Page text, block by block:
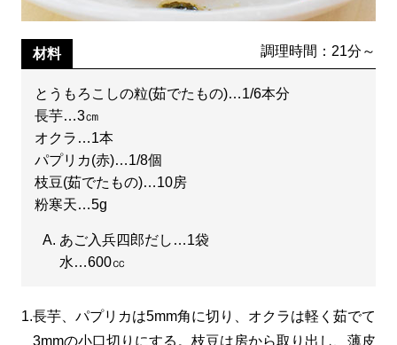
材料 調理時間：21分～
とうもろこしの粒(茹でたもの)…1/6本分
長芋…3㎝
オクラ…1本
パプリカ(赤)…1/8個
枝豆(茹でたもの)…10房
粉寒天…5g
あご入兵四郎だし…1袋
水…600㏄
1.長芋、パプリカは5mm角に切り、オクラは軽く茹でて
3mmの小口切りにする。枝豆は房から取り出し、薄皮